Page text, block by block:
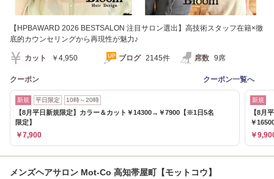
【HPBAWARD 2026 BESTSALON 注目サロン選出】高技術スタッフ在籍×徹
底的カウンセリングから再現性が魅力♪
カット ￥4,950 ブログ 2145件 席数 9席
クーポン クーポン一覧へ
新規 平日限定 10時～20時
【8月平日新規限定】カラー＆カット￥14300→￥7900【※1日5名
限定】
￥7,900
新規
【8月
￥
￥
メンズヘアサロン Mot-Co 高知帯屋町【モットコウ】